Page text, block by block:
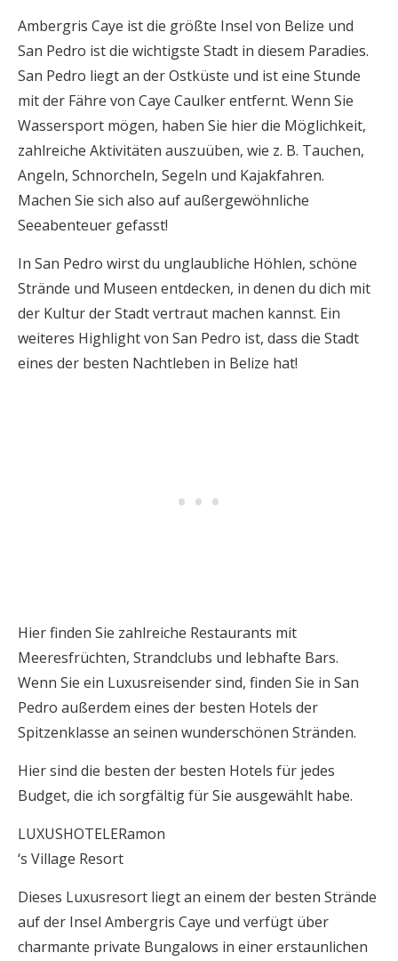
Ambergris Caye ist die größte Insel von Belize und
San Pedro ist die wichtigste Stadt in diesem Paradies.
San Pedro liegt an der Ostküste und ist eine Stunde
mit der Fähre von Caye Caulker entfernt. Wenn Sie
Wassersport mögen, haben Sie hier die Möglichkeit,
zahlreiche Aktivitäten auszuüben, wie z. B. Tauchen,
Angeln, Schnorcheln, Segeln und Kajakfahren.
Machen Sie sich also auf außergewöhnliche
Seeabenteuer gefasst!
In San Pedro wirst du unglaubliche Höhlen, schöne
Strände und Museen entdecken, in denen du dich mit
der Kultur der Stadt vertraut machen kannst. Ein
weiteres Highlight von San Pedro ist, dass die Stadt
eines der besten Nachtleben in Belize hat!
Hier finden Sie zahlreiche Restaurants mit
Meeresfrüchten, Strandclubs und lebhafte Bars.
Wenn Sie ein Luxusreisender sind, finden Sie in San
Pedro außerdem eines der besten Hotels der
Spitzenklasse an seinen wunderschönen Stränden.
Hier sind die besten der besten Hotels für jedes
Budget, die ich sorgfältig für Sie ausgewählt habe.
LUXUSHOTELERamon
‘s Village Resort
Dieses Luxusresort liegt an einem der besten Strände
auf der Insel Ambergris Caye und verfügt über
charmante private Bungalows in einer erstaunlichen